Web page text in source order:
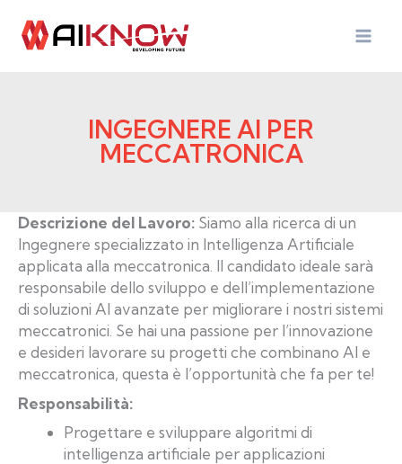
contenuto
INGEGNERE AI PER
MECCATRONICA
Descrizione del Lavoro: Siamo alla ricerca di un
Ingegnere specializzato in Intelligenza Artificiale
applicata alla meccatronica. Il candidato ideale sarà
responsabile dello sviluppo e dell’implementazione
di soluzioni AI avanzate per migliorare i nostri sistemi
meccatronici. Se hai una passione per l’innovazione
e desideri lavorare su progetti che combinano AI e
meccatronica, questa è l’opportunità che fa per te!
Responsabilità:
Progettare e sviluppare algoritmi di
intelligenza artificiale per applicazioni